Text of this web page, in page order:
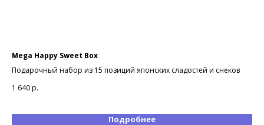
Mega Happy Sweet Box
Подарочный набор из 15 позиций японских сладостей и снеков
1 640р.
Подробнее